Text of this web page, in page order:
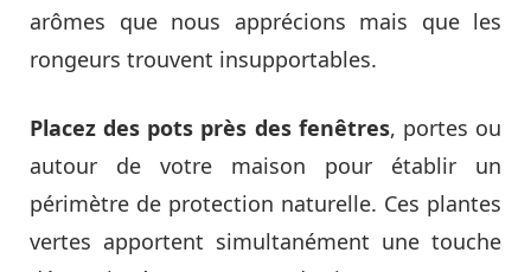
arômes que nous apprécions mais que les
rongeurs trouvent insupportables.
Placez des pots près des fenêtres, portes ou
autour de votre maison pour établir un
périmètre de protection naturelle. Ces plantes
vertes apportent simultanément une touche